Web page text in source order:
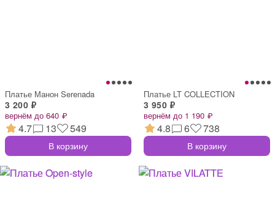
Платье Манон Serenada
3 200 ₽
вернём до 640 ₽
4.7 13 549
В корзину
Платье LT COLLECTION
3 950 ₽
вернём до 1 190 ₽
4.8 6 738
В корзину